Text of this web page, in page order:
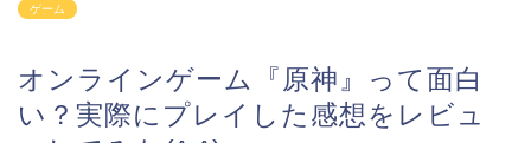
ゲーム
オンラインゲーム『原神』って面白
い？実際にプレイした感想をレビュ